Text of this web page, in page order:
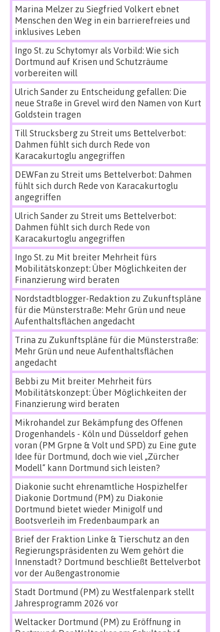
Marina Melzerzu Siegfried Volkert ebnet
Menschen den Weg in ein barrierefreies und
inklusives Leben
Ingo St.zu Schytomyr als Vorbild: Wie sich
Dortmund auf Krisen und Schutzräume
vorbereiten will
Ulrich Sanderzu Entscheidung gefallen: Die
neue Straße in Grevel wird den Namen von Kurt
Goldstein tragen
Till Strucksbergzu Streit ums Bettelverbot:
Dahmen fühlt sich durch Rede von
Karacakurtoglu angegriffen
DEWFan zu Streit ums Bettelverbot: Dahmen
fühlt sich durch Rede von Karacakurtoglu
angegriffen
Ulrich Sanderzu Streit ums Bettelverbot:
Dahmen fühlt sich durch Rede von
Karacakurtoglu angegriffen
Ingo St.zu Mit breiter Mehrheit fürs
Mobilitätskonzept: Über Möglichkeiten der
Finanzierung wird beraten
Nordstadtblogger-Redaktion zu Zukunftspläne
für die Münsterstraße: Mehr Grün und neue
Aufenthaltsflächen angedacht
Trina zu Zukunftspläne für die Münsterstraße:
Mehr Grün und neue Aufenthaltsflächen
angedacht
Bebbi zu Mit breiter Mehrheit fürs
Mobilitätskonzept: Über Möglichkeiten der
Finanzierung wird beraten
Mikrohandel zur Bekämpfung des Offenen
Drogenhandels - Köln und Düsseldorf gehen
voran (PM Grpne & Volt und SPD) zu Eine gute
Idee für Dortmund, doch wie viel „Zürcher
Modell“ kann Dortmund sich leisten?
Diakonie sucht ehrenamtliche Hospizhelfer
Diakonie Dortmund (PM) zu Diakonie
Dortmund bietet wieder Minigolf und
Bootsverleih im Fredenbaumpark an
Brief der Fraktion Linke & Tierschutz an den
Regierungspräsidenten zu Wem gehört die
Innenstadt? Dortmund beschließt Bettelverbot
vor der Außengastronomie
Stadt Dortmund (PM) zu Westfalenpark stellt
Jahresprogramm 2026 vor
Weltacker Dortmund (PM) zu Eröffnung in